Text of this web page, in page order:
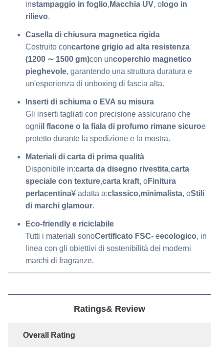
instampaggio in foglio, Macchia UV, o logo in
rilievo.
Casella di chiusura magnetica rigida
Costruito concartone grigio ad alta resistenza
(1200 ∼ 1500 gm)con uncoperchio magnetico
pieghevole, garantendo una struttura duratura e
un'esperienza di unboxing di fascia alta.
Inserti di schiuma o EVA su misura
Gli inserti tagliati con precisione assicurano che
ogniil flacone o la fiala di profumo rimane sicuroe
protetto durante la spedizione e la mostra.
Materiali di carta di prima qualità
Disponibile in:carta da disegno rivestita,carta
speciale con texture,carta kraft, oFinitura
perlacentina¥ adatta a:classico,minimalista, oStili
di marchi glamour.
Eco-friendly e riciclabile
Tutti i materiali sonoCertificato FSC- eecologico, in
linea con gli obiettivi di sostenibilità dei moderni
marchi di fragranze.
Ratings& Review
Overall Rating